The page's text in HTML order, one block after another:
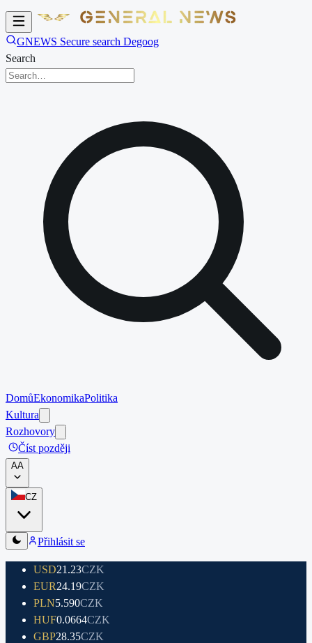
GNEWS Secure search Degoog
Search
DomůEkonomikaPolitika
Kultura
Rozhovory
Číst později
AA
CZ
Přihlásit se
USD21.23CZK
EUR24.19CZK
PLN5.590CZK
HUF0.0664CZK
GBP28.35CZK